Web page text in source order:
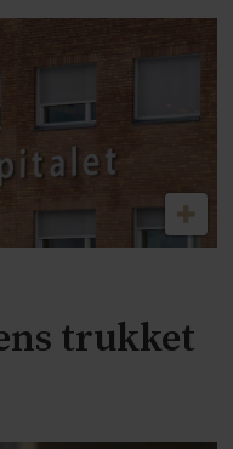
trukket